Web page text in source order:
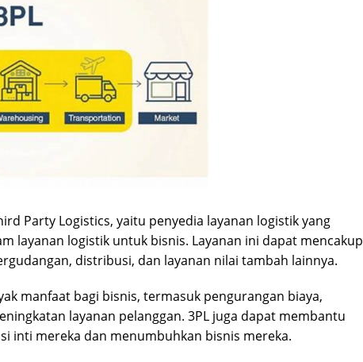
Party Logistics, yaitu penyedia layanan logistik yang
layanan logistik untuk bisnis. Layanan ini dapat mencakup
distribusi, dan layanan nilai tambah lainnya.
manfaat bagi bisnis, termasuk pengurangan biaya,
layanan pelanggan. 3PL juga dapat membantu
inti mereka dan menumbuhkan bisnis mereka.